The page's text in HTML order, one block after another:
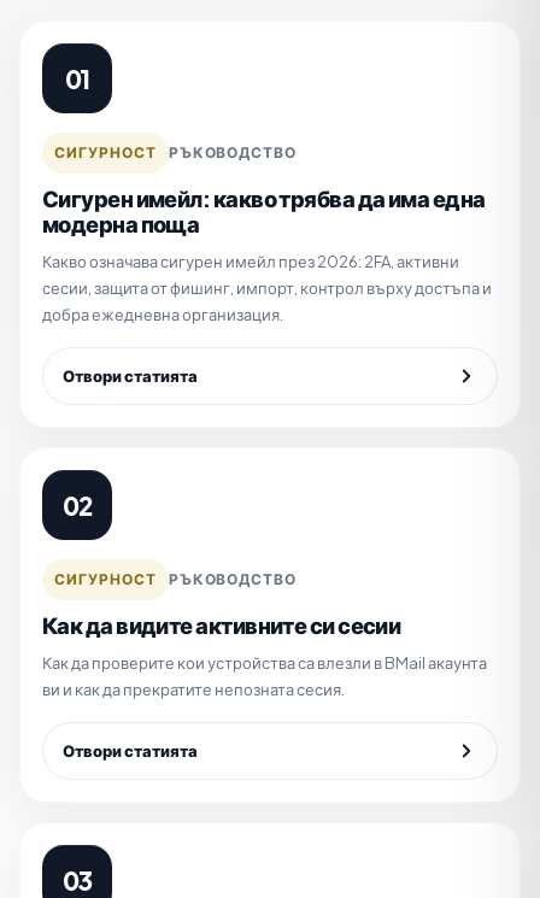
01
СИГУРНОСТ РЪКОВОДСТВО
Сигурен имейл: какво трябва да има една
модерна поща
Какво означава сигурен имейл през 2026: 2FA, активни
сесии, защита от фишинг, импорт, контрол върху достъпа и
добра ежедневна организация.
Отвори статията
02
СИГУРНОСТ РЪКОВОДСТВО
Как да видите активните си сесии
Как да проверите кои устройства са влезли в BMail акаунта
ви и как да прекратите непозната сесия.
Отвори статията
03